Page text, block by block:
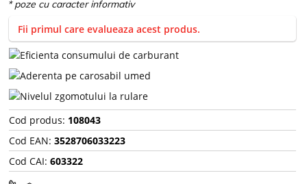
Fii primul care evalueaza acest produs.
Cod produs: 108043
Cod EAN: 3528706033223
Cod CAI: 603322